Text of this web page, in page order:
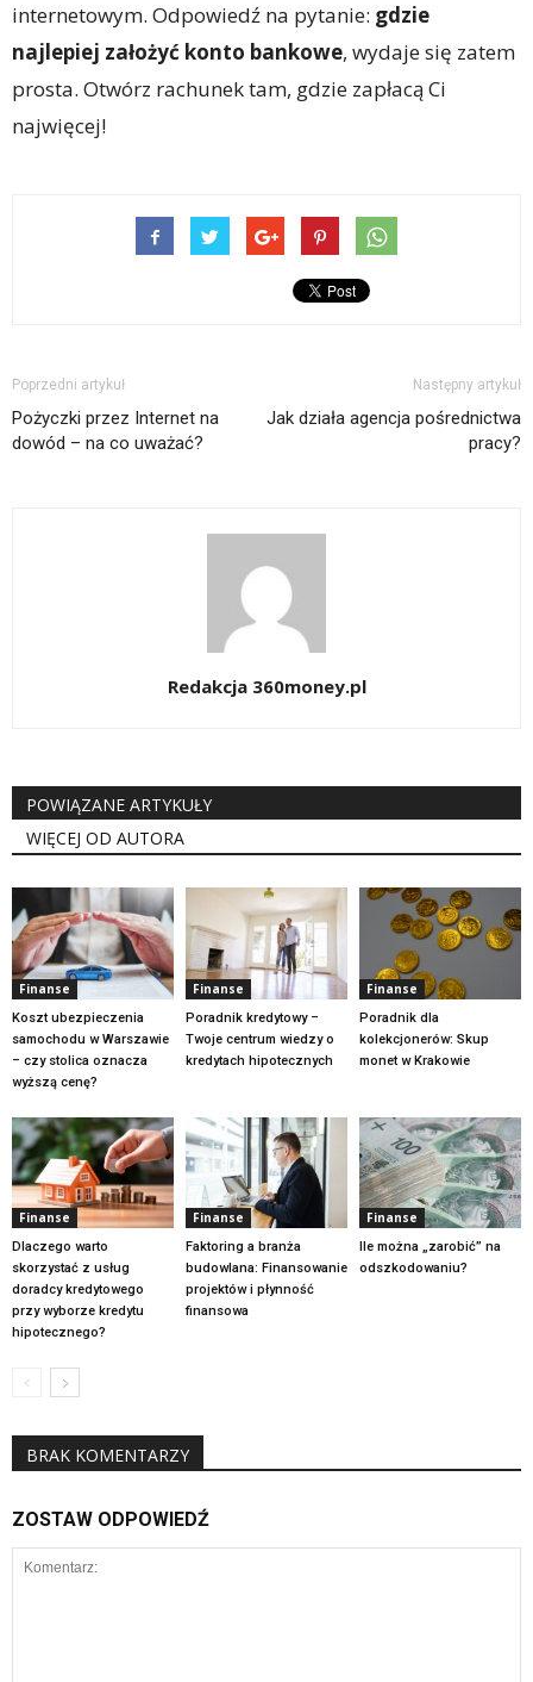
internetowym. Odpowiedź na pytanie: gdzie
najlepiej założyć konto bankowe, wydaje się zatem
prosta. Otwórz rachunek tam, gdzie zapłacą Ci
najwięcej!
Poprzedni artykuł
Pożyczki przez Internet na
dowód – na co uważać?
Następny artykuł
Jak działa agencja pośrednictwa
pracy?
Redakcja 360money.pl
POWIĄZANE ARTYKUŁY
WIĘCEJ OD AUTORA
Finanse
Koszt ubezpieczenia
samochodu w Warszawie
– czy stolica oznacza
wyższą cenę?
Finanse
Poradnik kredytowy –
Twoje centrum wiedzy o
kredytach hipotecznych
Finanse
Poradnik dla
kolekcjonerów: Skup
monet w Krakowie
Finanse
Dlaczego warto
skorzystać z usług
doradcy kredytowego
przy wyborze kredytu
hipotecznego?
Finanse
Faktoring a branża
budowlana: Finansowanie
projektów i płynność
finansowa
Finanse
Ile można „zarobić” na
odszkodowaniu?
BRAK KOMENTARZY
ZOSTAW ODPOWIEDŹ